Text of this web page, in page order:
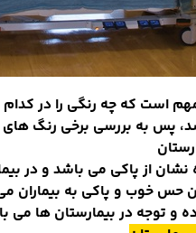
است که چه رنگی را در
پس به بررسی برخی رنگ های
از پاکی می باشد و در
حس خوب و پاکی به بیماران
و توجه در بیمارستان ها می